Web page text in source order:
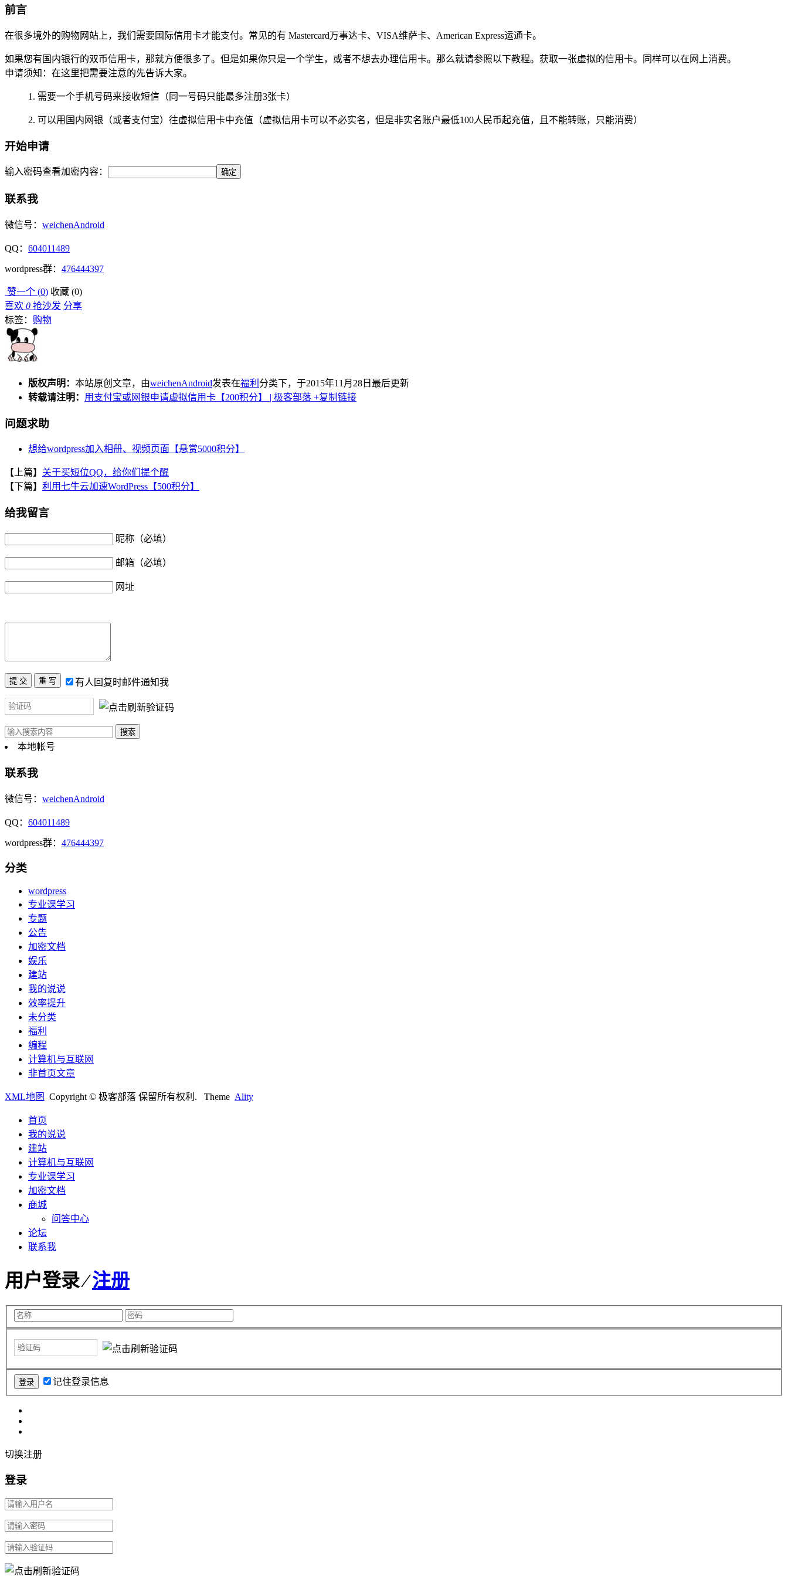
前言
在很多境外的购物网站上，我们需要国际信用卡才能支付。常见的有 Mastercard万事达卡、VISA维萨卡、American Express运通卡。
如果您有国内银行的双币信用卡，那就方便很多了。但是如果你只是一个学生，或者不想去办理信用卡。那么就请参照以下教程。获取一张虚拟的信用卡。同样可以在网上消费。
申请须知：在这里把需要注意的先告诉大家。
1. 需要一个手机号码来接收短信（同一号码只能最多注册3张卡）
2. 可以用国内网银（或者支付宝）往虚拟信用卡中充值（虚拟信用卡可以不必实名，但是非实名账户最低100人民币起充值，且不能转账，只能消费）
开始申请
输入密码查看加密内容：
联系我
微信号： weichenAndroid
QQ： 604011489
wordpress群： 476444397
赞一个 (0) 收藏 (0)
喜欢 0 抢沙发 分享
标签： 购物
版权声明： 本站原创文章，由weichenAndroid发表在福利 分类下，于2015年11月28日最后更新
转载请注明： 用支付宝或网银申请虚拟信用卡【200积分】 | 极客部落 +复制链接
问题求助
想给wordpress加入相册、视频页面【悬赏5000积分】
【上篇】 关于买短位QQ，给你们提个醒
【下篇】 利用七牛云加速WordPress【500积分】
给我留言
昵称（必填）
邮箱（必填）
网址
有人回复时邮件通知我
本地帐号
联系我
微信号： weichenAndroid
QQ： 604011489
wordpress群： 476444397
分类
wordpress
专业课学习
专题
公告
加密文档
娱乐
建站
我的说说
效率提升
未分类
福利
编程
计算机与互联网
非首页文章
XML地图 Copyright © 极客部落 保留所有权利. Theme Ality
首页
我的说说
建站
计算机与互联网
专业课学习
加密文档
商城
问答中心
论坛
联系我
用户登录 ⁄注册
记住登录信息
切换注册
登录